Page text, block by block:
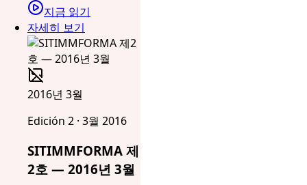
지금 읽기
자세히 보기
2016년 3월
Edición 2 · 3월 2016
SITIMMFORMA 제
2호 — 2016년 3월